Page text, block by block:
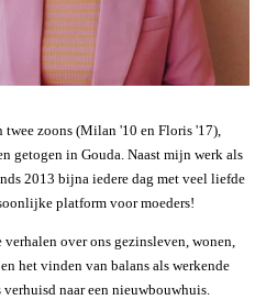
twee zoons (Milan '10 en Floris '17),
getogen in Gouda. Naast mijn werk als
2013 bijna iedere dag met veel liefde
platform voor moeders!
over ons gezinsleven, wonen,
het vinden van balans als werkende
naar een nieuwbouwhuis.